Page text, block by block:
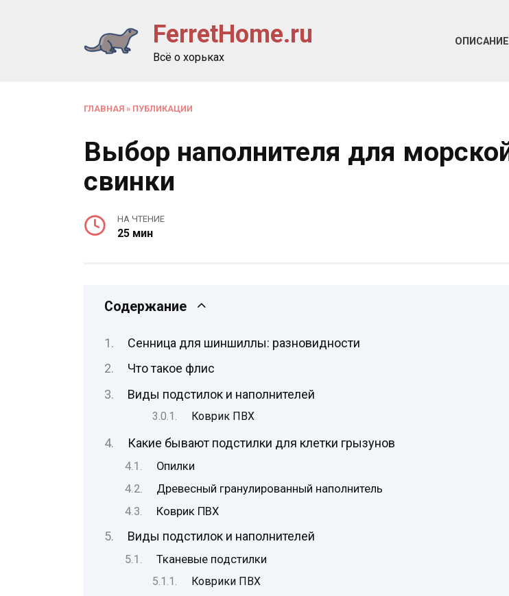
FerretHome.ru
Всё о хорьках
ОПИСАНИЕ
ГЛАВНАЯ » ПУБЛИКАЦИИ
Выбор наполнителя для
свинки
НА ЧТЕНИЕ
25 мин
Содержание
Сенница для шиншиллы: разновидности
Что такое флис
Виды подстилок и наполнителей
Коврик ПВХ
Какие бывают подстилки для клетки грызунов
Опилки
Древесный гранулированный наполнитель
Коврик ПВХ
Виды подстилок и наполнителей
Тканевые подстилки
Коврики ПВХ